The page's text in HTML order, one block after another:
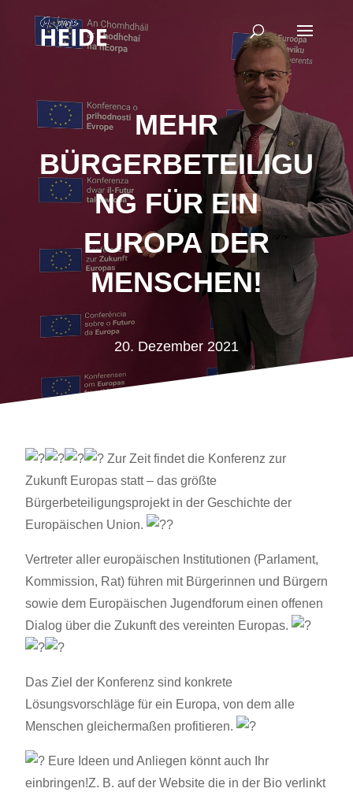
MEHR
BÜRGERBETEILIGU
NG FÜR EIN
EUROPA DER
MENSCHEN!
20. Dezember 2021
Zur Zeit findet die Konferenz zur
Zukunft Europas statt – das größte
Bürgerbeteiligungsprojekt in der Geschichte der
Europäischen Union.
Vertreter aller europäischen Institutionen (Parlament,
Kommission, Rat) führen mit Bürgerinnen und Bürgern
sowie dem Europäischen Jugendforum einen offenen
Dialog über die Zukunft des vereinten Europas.
Das Ziel der Konferenz sind konkrete
Lösungsvorschläge für ein Europa, von dem alle
Menschen gleichermaßen profitieren.
Eure Ideen und Anliegen könnt auch Ihr
einbringen!Z. B. auf der Website die in der Bio verlinkt